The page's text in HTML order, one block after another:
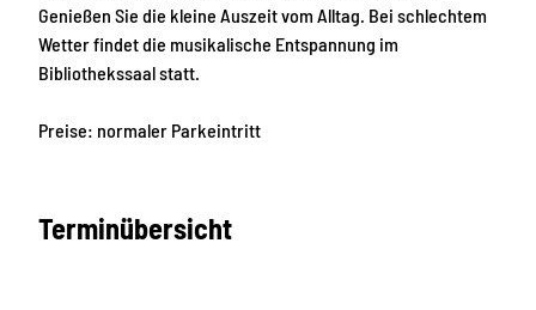
Genießen Sie die kleine Auszeit vom Alltag. Bei schlechtem
Wetter findet die musikalische Entspannung im
Bibliothekssaal statt.
Preise: normaler Parkeintritt
Terminübersicht